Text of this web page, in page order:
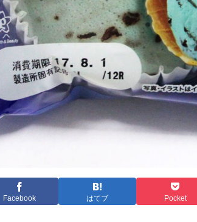
Facebook はてブ Pocket